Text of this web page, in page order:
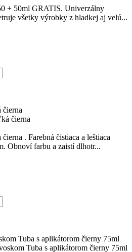
+ 50ml GRATIS. Univerzálny
všetky výrobky z hladkej aj velú...
. Farebná čistiaca a leštiaca
Obnoví farbu a zaistí dlhotr...
Tuba s aplikátorom čierny 75ml